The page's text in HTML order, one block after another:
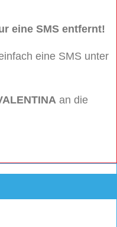
eine SMS entfernt!
eine SMS unter
an die